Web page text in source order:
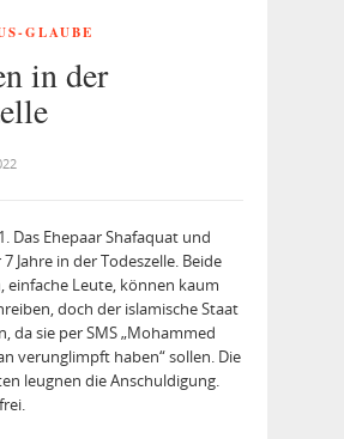
GLAUBE
in der
Das Ehepaar Shafaquat und
Jahre in der Todeszelle. Beide
einfache Leute, können kaum
doch der islamische Staat
da sie per SMS „Mohammed
verunglimpft haben“ sollen. Die
leugnen die Anschuldigung.